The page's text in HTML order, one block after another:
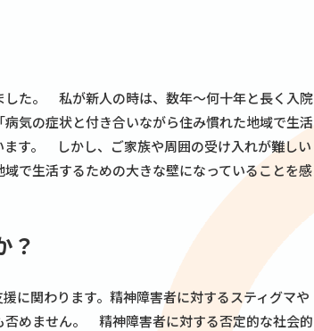
した。 私が新人の時は、数年～何十年と長く入院
気の症状と付き合いながら住み慣れた地域で生活
す。 しかし、ご家族や周囲の受け入れが難しい
で生活するための大きな壁になっていることを感
？
に関わります。精神障害者に対するスティグマや
否めません。 精神障害者に対する否定的な社会的